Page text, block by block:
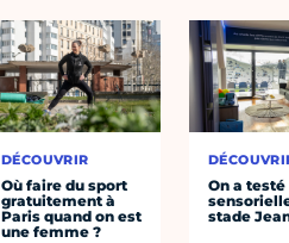
DÉCOUVRIR
Où faire du sport
gratuitement à
Paris quand on est
une femme ?
On a
stade